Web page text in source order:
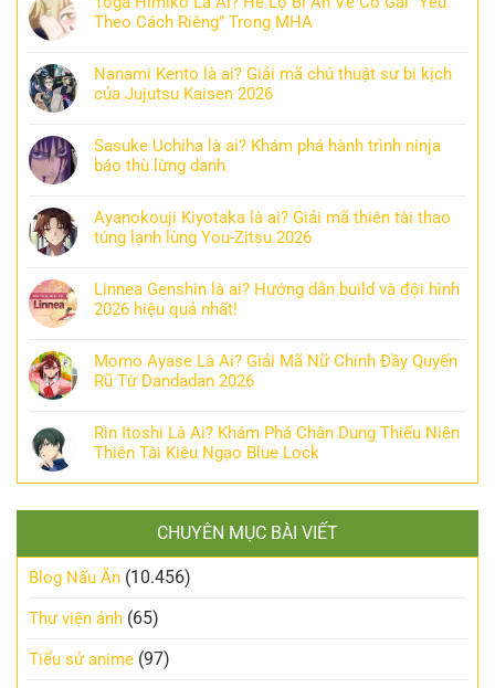
Theo Cách Riêng” Trong MHA
Nanami Kento là ai? Giải mã chú thuật sư bi kịch
của Jujutsu Kaisen 2026
Sasuke Uchiha là ai? Khám phá hành trình ninja
báo thù lừng danh
Ayanokouji Kiyotaka là ai? Giải mã thiên tài thao
túng lạnh lùng You-Zitsu 2026
Linnea Genshin là ai? Hướng dẫn build và đội hình
2026 hiệu quả nhất!
Momo Ayase Là Ai? Giải Mã Nữ Chính Đầy Quyến
Rũ Từ Dandadan 2026
Rin Itoshi Là Ai? Khám Phá Chân Dung Thiếu Niên
Thiên Tài Kiêu Ngạo Blue Lock
CHUYÊN MỤC BÀI VIẾT
Blog Nấu Ăn (10.456)
Thư viện ảnh (65)
Tiểu sử anime (97)